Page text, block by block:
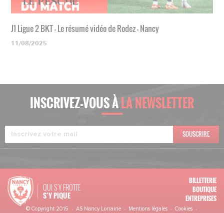
J1 Ligue 2 BKT - Le résumé vidéo de Rodez - Nancy
11/08/2025
INSCRIVEZ-VOUS ÀLA NEWSLETTER
SOUSCRIRE
QUI S'Y FROTTE
S’Y PIQUE
BILLETTERIE
BOUTIQUE
ENTREPRISES
© Copyright 2015 · AS Nancy Lorraine · Mentions légales· Cookies·